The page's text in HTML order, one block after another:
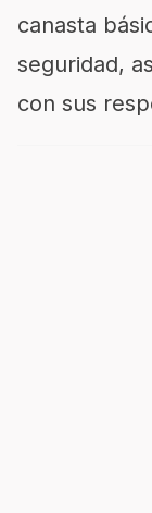
canasta
seguridad,
con sus